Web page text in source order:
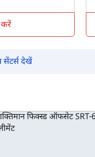
करें
सेंटर्स देखें